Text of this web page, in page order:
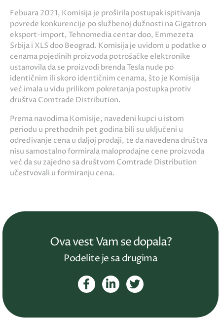
Febuara 2021, Komisija je proširila postupak ispitivanja
povrede konkurencije po službenoj dužnosti na Gigatron
eksport-import, Tehnomedia centar doo, Emmezeta
Srbija i XLS doo Beograd. Komisija je uvidom u podatke o
cenama pojedinih proizvoda potrošačke elektronike
ustanovila da se proizvodi brenda Tesla nude po
identičnim ili skoro identičnim cenama, što je Komisija
već imala u vidu prilikom pokretanja postupka protiv
društva Comtrade Distribution.
Prema navodima Komisije, navedeni kupci u istom
periodu u prethodnih pet godina bili su uključeni u
određivanje cena u daljoj prodaji, te da navedena društva
nisu samostalno formirala maloprodajne cene proizvoda
već da su zajedno sa društvom Comtrade Distribution
učestvovali u formiranju cena.
Ova vest Vam se dopala?
Podelite je sa drugima